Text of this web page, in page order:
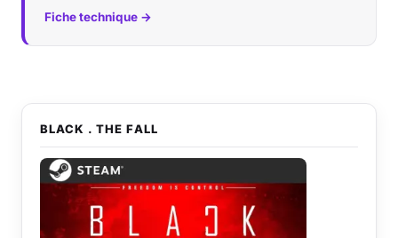
Fiche technique →
BLACK . THE FALL